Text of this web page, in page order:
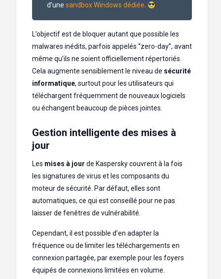
d’une sandbox Windows dédiée
L’objectif est de bloquer autant que possible les
malwares inédits, parfois appelés “zero-day”, avant
même qu’ils ne soient officiellement répertoriés.
Cela augmente sensiblement le niveau de sécurité
informatique, surtout pour les utilisateurs qui
téléchargent fréquemment de nouveaux logiciels
ou échangent beaucoup de pièces jointes.
Gestion intelligente des mises à
jour
Les mises à jour de Kaspersky couvrent à la fois
les signatures de virus et les composants du
moteur de sécurité. Par défaut, elles sont
automatiques, ce qui est conseillé pour ne pas
laisser de fenêtres de vulnérabilité.
Cependant, il est possible d’en adapter la
fréquence ou de limiter les téléchargements en
connexion partagée, par exemple pour les foyers
équipés de connexions limitées en volume.